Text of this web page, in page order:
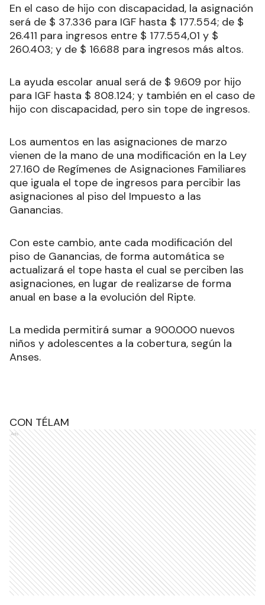
En el caso de hijo con discapacidad, la asignación
será de $ 37.336 para IGF hasta $ 177.554; de $
26.411 para ingresos entre $ 177.554,01 y $
260.403; y de $ 16.688 para ingresos más altos.
La ayuda escolar anual será de $ 9.609 por hijo
para IGF hasta $ 808.124; y también en el caso de
hijo con discapacidad, pero sin tope de ingresos.
Los aumentos en las asignaciones de marzo
vienen de la mano de una modificación en la Ley
27.160 de Regímenes de Asignaciones Familiares
que iguala el tope de ingresos para percibir las
asignaciones al piso del Impuesto a las
Ganancias.
Con este cambio, ante cada modificación del
piso de Ganancias, de forma automática se
actualizará el tope hasta el cual se perciben las
asignaciones, en lugar de realizarse de forma
anual en base a la evolución del Ripte.
La medida permitirá sumar a 900.000 nuevos
niños y adolescentes a la cobertura, según la
Anses.
CON TÉLAM
Ads